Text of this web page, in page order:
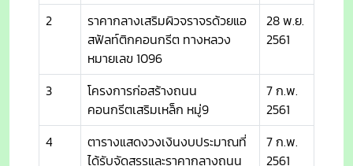
2
ราคากลางเสริมผิวจราจรด้วยแอ
สฟัลท์ติกคอนกรีต ทางหลวง
หมายเลข 1096
28 พ.ย.
2561
3
โครงการก่อสร้างถนน
คอนกรีตเสริมเหล็ก หมู่9
7 ก.พ.
2561
4
ตารางแสดงวงเงินงบประมาณที่
ได้รับจัดสรรและราคากลางถนน
7 ก.พ.
2561